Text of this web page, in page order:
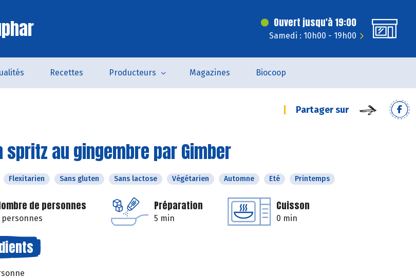
Ouvert jusqu'à 19:00
Samedi : 10h00 - 19h00
Recettes Producteurs Magazines Biocoop
Partager sur
spritz au gingembre par Gimber
Flexitarien Sans gluten Sans lactose Végétarien Automne Eté Printemps
de personnes
personnes
Préparation
5 min
Cuisson
0 min